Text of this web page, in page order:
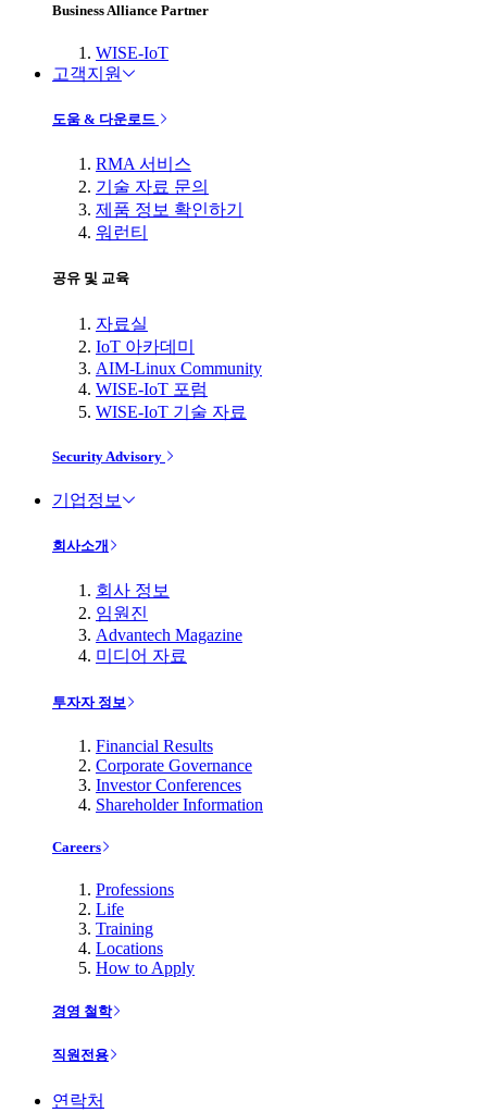
Business Alliance Partner
WISE-IoT
고객지원
도움 & 다운로드
RMA 서비스
기술 자료 문의
제품 정보 확인하기
워런티
공유 및 교육
자료실
IoT 아카데미
AIM-Linux Community
WISE-IoT 포럼
WISE-IoT 기술 자료
Security Advisory
기업정보
회사소개
회사 정보
임원진
Advantech Magazine
미디어 자료
투자자 정보
Financial Results
Corporate Governance
Investor Conferences
Shareholder Information
Careers
Professions
Life
Training
Locations
How to Apply
경영 철학
직원전용
연락처